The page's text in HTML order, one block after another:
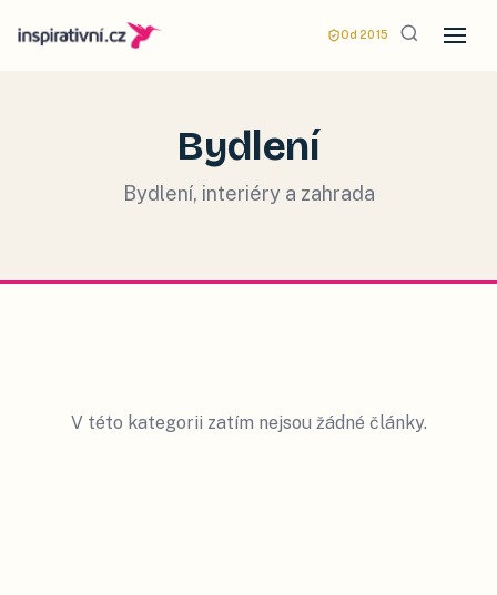
Od 2015
Bydlení
Bydlení, interiéry a zahrada
V této kategorii zatím nejsou žádné články.